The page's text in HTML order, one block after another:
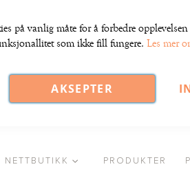
på vanlig måte for å forbedre
som ikke fill fungere. Les mer
AKSEPTER
NETTBUTIKK PRODUKTER